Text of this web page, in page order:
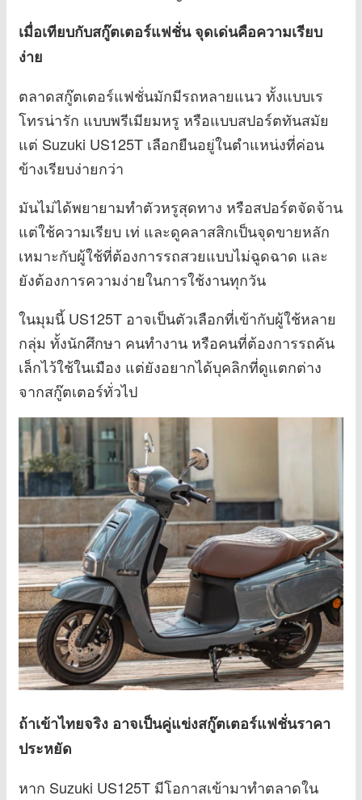
เมื่อเทียบกับสกู๊ตเตอร์แฟชั่น จุดเด่นคือความเรียบ
ง่าย
ตลาดสกู๊ตเตอร์แฟชั่นมักมีรถหลายแนว ทั้งแบบเร
โทรน่ารัก แบบพรีเมียมหรู หรือแบบสปอร์ตทันสมัย
แต่ Suzuki US125T เลือกยืนอยู่ในตำแหน่งที่ค่อน
ข้างเรียบง่ายกว่า
มันไม่ได้พยายามทำตัวหรูสุดทาง หรือสปอร์ตจัดจ้าน
แต่ใช้ความเรียบ เท่ และดูคลาสสิกเป็นจุดขายหลัก
เหมาะกับผู้ใช้ที่ต้องการรถสวยแบบไม่ฉูดฉาด และ
ยังต้องการความง่ายในการใช้งานทุกวัน
ในมุมนี้ US125T อาจเป็นตัวเลือกที่เข้ากับผู้ใช้หลาย
กลุ่ม ทั้งนักศึกษา คนทำงาน หรือคนที่ต้องการรถคัน
เล็กไว้ใช้ในเมือง แต่ยังอยากได้บุคลิกที่ดูแตกต่าง
จากสกู๊ตเตอร์ทั่วไป
ถ้าเข้าไทยจริง อาจเป็นคู่แข่งสกู๊ตเตอร์แฟชั่นราคา
ประหยัด
หาก Suzuki US125T มีโอกาสเข้ามาทำตลาดใน